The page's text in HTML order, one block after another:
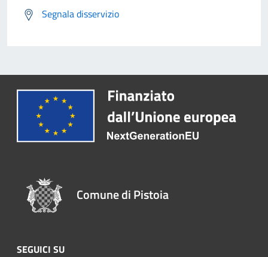
Segnala disservizio
Comune di Pistoia
SEGUICI SU